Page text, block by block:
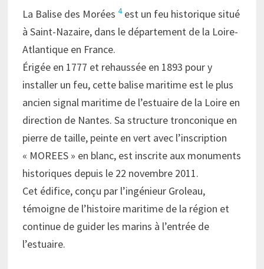
La Balise des Morées 4est un feu historique situé
à Saint-Nazaire, dans le département de la Loire-
Atlantique en France.
Érigée en 1777 et rehaussée en 1893 pour y
installer un feu, cette balise maritime est le plus
ancien signal maritime de l’estuaire de la Loire en
direction de Nantes. Sa structure tronconique en
pierre de taille, peinte en vert avec l’inscription
« MOREES » en blanc, est inscrite aux monuments
historiques depuis le 22 novembre 2011.
Cet édifice, conçu par l’ingénieur Groleau,
témoigne de l’histoire maritime de la région et
continue de guider les marins à l’entrée de
l’estuaire.